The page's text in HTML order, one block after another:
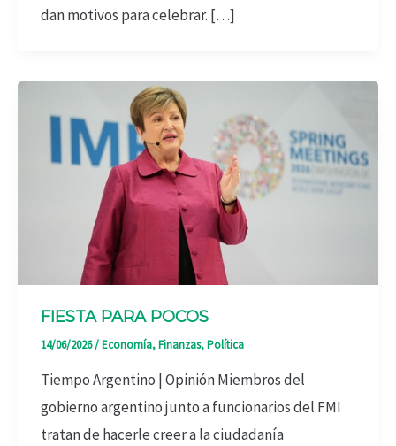
dan motivos para celebrar. […]
FIESTA PARA POCOS
14/06/2026/Economía,Finanzas,Política
Tiempo Argentino | Opinión Miembros del
gobierno argentino junto a funcionarios del FMI
tratan de hacerle creer a la ciudadanía